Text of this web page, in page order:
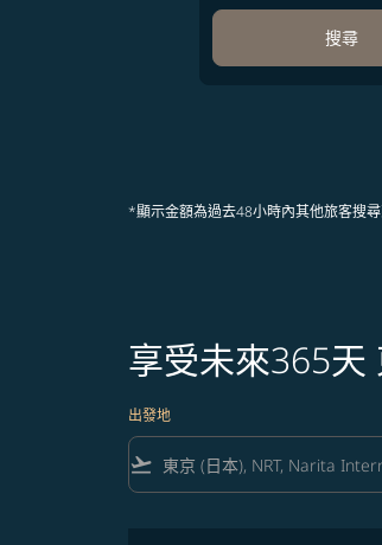
搜尋
*顯示金額為過去48小時內其他旅客搜
享受未來365天
出發地
flight_takeoff